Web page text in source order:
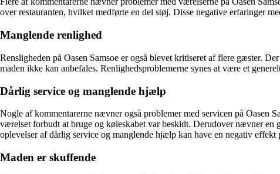
over restauranten, hvilket medførte en del støj. Disse negative erfaringer
Manglende renlighed
Rensligheden på Oasen Samsoe er også blevet kritiseret af flere gæster.
maden ikke kan anbefales. Renlighedsproblemerne synes at være et
Dårlig service og manglende hjælp
Nogle af kommentarerne nævner også problemer med servicen på
værelset forbudt at bruge og køleskabet var beskidt. Derudover nævner
oplevelser af dårlig service og manglende hjælp kan have en negativ effekt
Maden er skuffende